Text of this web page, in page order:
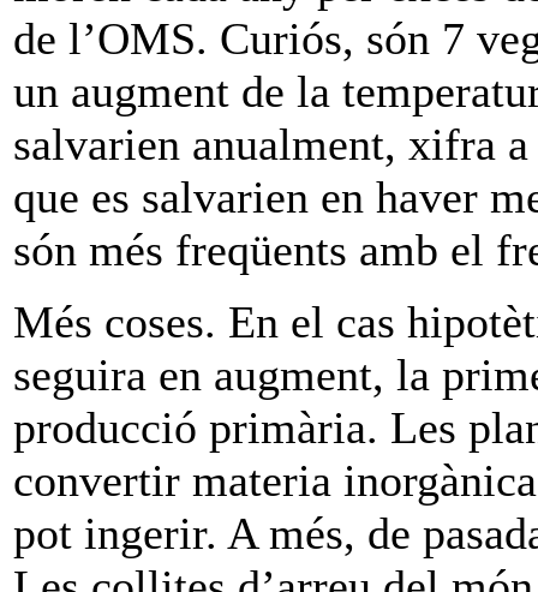
de l’OMS. Curiós, són 7
un augment de la
salvarien anualment, xifra
que es salvarien en haver
són més freqüents amb el
Més coses. En el cas
seguira en augment, la
producció primària. Les
convertir materia
pot ingerir. A més, de